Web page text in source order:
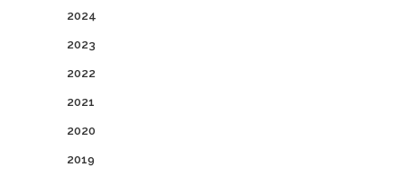
2024
2023
2022
2021
2020
2019